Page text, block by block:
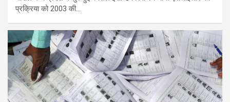
प्रक्रिया को 2003 की…